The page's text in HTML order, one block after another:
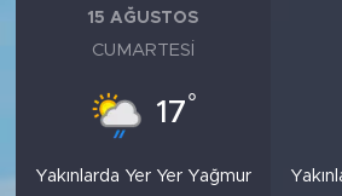
15 AĞUSTOS
CUMARTESI
17°
Yakınlarda Yer Yer Yağmur